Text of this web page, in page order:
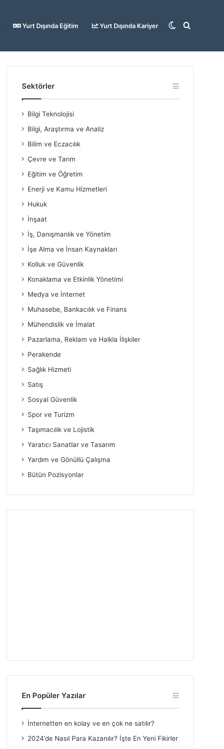
Yurt Dışında Eğitim Yurt Dışında Kariyer Arama
Dış
Sektörler
Bilgi Teknolojisi
Bilgi, Araştırma ve Analiz
Bilim ve Eczacılık
Çevre ve Tarım
Eğitim ve Öğretim
Enerji ve Kamu Hizmetleri
Hukuk
İnşaat
İş, Danışmanlık ve Yönetim
İşe Alma ve İnsan Kaynakları
Kolluk ve Güvenlik
Konaklama ve Etkinlik Yönetimi
Medya ve İnternet
Muhasebe, Bankacılık ve Finans
Mühendislik ve İmalat
Pazarlama, Reklam ve Halkla İlişkiler
Perakende
Sağlık Hizmeti
Satış
Sosyal Güvenlik
Spor ve Turizm
Taşımacılık ve Lojistik
Yaratıcı Sanatlar ve Tasarım
Yardım ve Gönüllü Çalışma
Bütün Pozisyonlar
En Popüler Yazılar
İnternetten en kolay ve en çok ne satılır?
2024’de Nasıl Para Kazanılır? İşte En Yeni Fikirler